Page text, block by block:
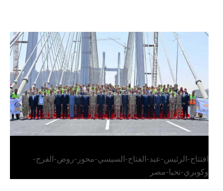
الرئيس عبد الفتاح السيسي يفتتح محور روض الفرج
وكوبري تحيا مصر
افتتاح-الرئيس-عبد-الفتاح-السيسي-محور-روض-الفرج-
وكوبري-تحيا-مصر